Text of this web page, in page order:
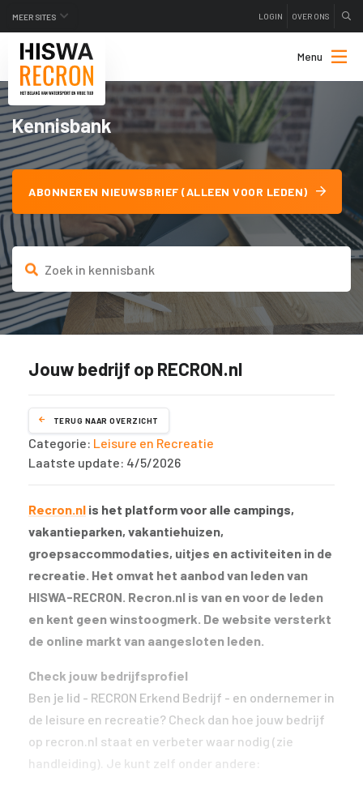
MEER SITES LOGIN OVER ONS
Menu
Kennisbank
ABONNEREN NIEUWSBRIEF (ALLEEN VOOR LEDEN)
Jouw bedrijf op RECRON.nl
TERUG NAAR OVERZICHT
Categorie: Leisure en Recreatie
Laatste update: 4/5/2026
Recron.nl is het platform voor alle campings,
vakantieparken, vakantiehuizen,
groepsaccommodaties, uitjes en activiteiten in de
recreatie. Het omvat het aanbod van leden van
HISWA-RECRON. Recron.nl is van en voor de leden
en kent geen winstoogmerk. De website versterkt
de online markt van aangesloten leden.
Check jouw bedrijfsprofiel
Ben je lid - RECRON Erkend Bedrijf - en ondernemer in
de leisure en recreatie? Check dan hoe jouw bedrijf
op recron.nl staat en verbeter waar nodig (zie
handleiding). Je kunt zelf onder andere: